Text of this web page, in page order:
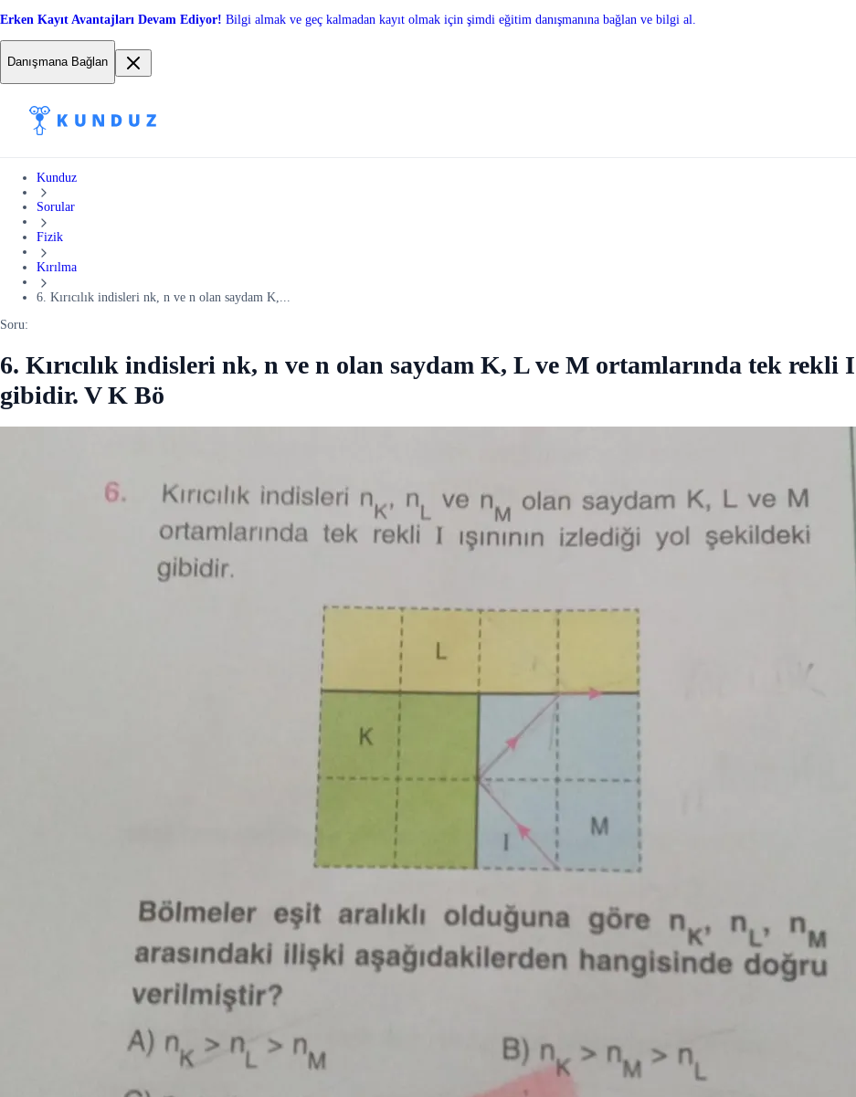
Erken Kayıt Avantajları Devam Ediyor! Bilgi almak ve geç kalmadan kayıt olmak için şimdi eğitim danışmanına bağlan ve bilgi al.
Danışmana Bağlan
Kunduz
Sorular
Fizik
Kırılma
6. Kırıcılık indisleri nk, n ve n olan saydam K,...
Soru:
6. Kırıcılık indisleri nk, n ve n olan saydam K, L ve M ortamlarında tek rekli I
gibidir. V K Bö